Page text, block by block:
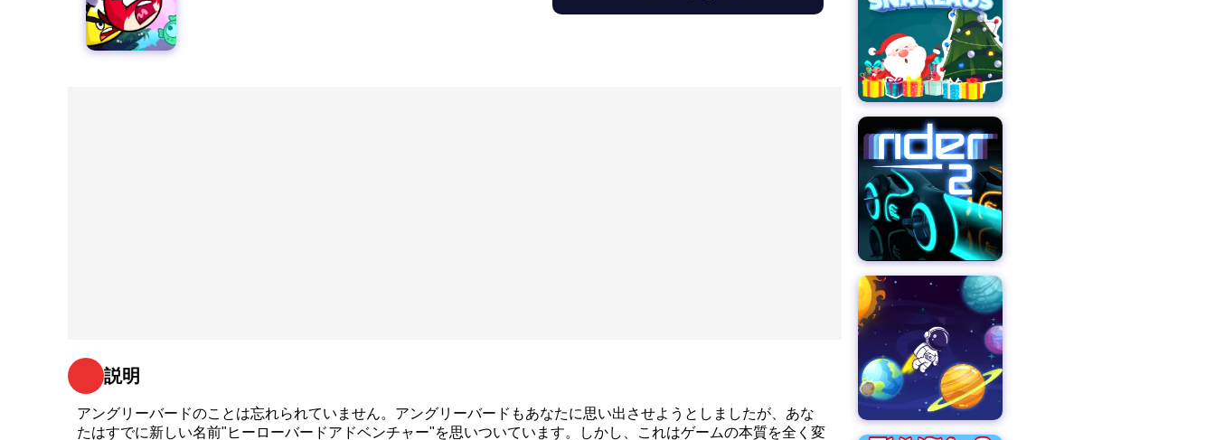
説明
アングリーバードのことは忘れられていません。アングリーバードもあなたに思い出させようとしましたが、あな
たはすでに新しい名前"ヒーローバードアドベンチャー"を思いついています。しかし、これはゲームの本質を全く変